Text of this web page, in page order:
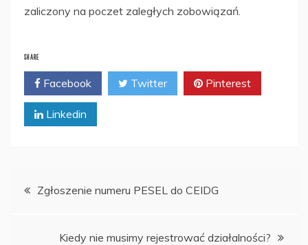
zaliczony na poczet zaległych zobowiązań.
SHARE
Facebook Twitter Pinterest
Linkedin
Nawigacja
Zgłoszenie numeru PESEL do CEIDG
Kiedy nie musimy rejestrować działalności?